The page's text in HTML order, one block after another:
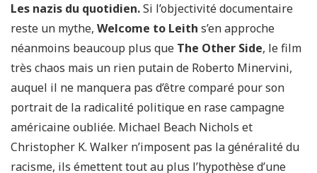
Les nazis du quotidien.Si l’objectivité documentaire
reste un mythe, Welcome to Leith s’en approche
néanmoins beaucoup plus que The Other Side, le film
très chaos mais un rien putain de Roberto Minervini,
auquel il ne manquera pas d’être comparé pour son
portrait de la radicalité politique en rase campagne
américaine oubliée. Michael Beach Nichols et
Christopher K. Walker n’imposent pas la généralité du
racisme, ils émettent tout au plus l’hypothèse d’une